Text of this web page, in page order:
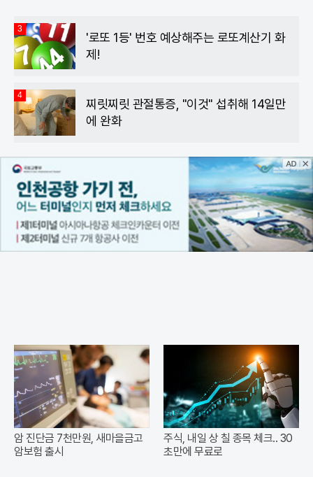
3
'로또 1등' 번호 예상해주는 로또계산기 화
제!
4
찌릿찌릿 관절통증, "이것" 섭취해 14일만
에 완화
암 진단금 7천만원, 새마을금고
암보험 출시
주식, 내일 상 칠 종목 체크.. 30
초만에 무료로